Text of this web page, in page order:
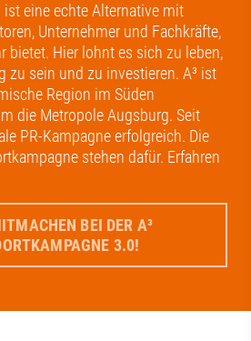
ist eine echte Alternative mit
Unternehmer und Fachkräfte,
bietet. Hier lohnt es sich zu leben,
zu sein und zu investieren. A³ ist
Region im Süden
die Metropole Augsburg. Seit
PR-Kampagne erfolgreich. Die
stehen dafür. Erfahren
BEI DER A³
3.0!